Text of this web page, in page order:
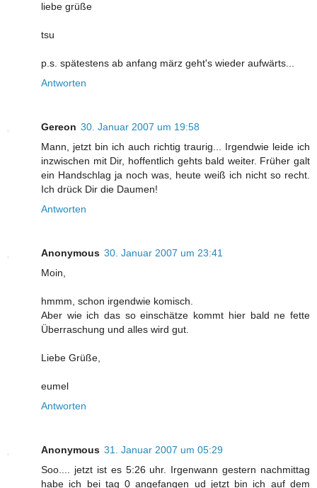
liebe grüße
tsu
p.s. spätestens ab anfang märz geht's wieder aufwärts...
Antworten
Gereon 30. Januar 2007 um 19:58
Mann, jetzt bin ich auch richtig traurig... Irgendwie leide ich
inzwischen mit Dir, hoffentlich gehts bald weiter. Früher galt
ein Handschlag ja noch was, heute weiß ich nicht so recht.
Ich drück Dir die Daumen!
Antworten
Anonymous 30. Januar 2007 um 23:41
Moin,
hmmm, schon irgendwie komisch.
Aber wie ich das so einschätze kommt hier bald ne fette
Überraschung und alles wird gut.
Liebe Grüße,
eumel
Antworten
Anonymous 31. Januar 2007 um 05:29
Soo.... jetzt ist es 5:26 uhr. Irgenwann gestern nachmittag
habe ich bei tag 0 angefangen ud jetzt bin ich auf dem